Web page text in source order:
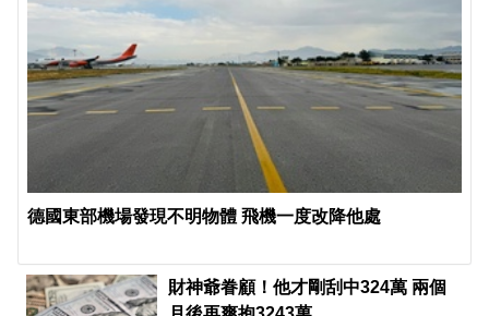
德國東部機場發現不明物體 飛機一度改降他處
財神爺眷顧！他才剛刮中324萬 兩個